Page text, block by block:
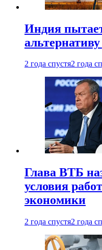
Индия
2 года спустя2 года
Глава ВТБ
условия
экономики
2 года спустя2 года